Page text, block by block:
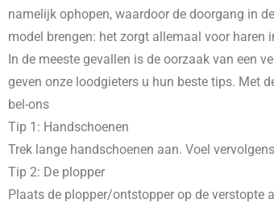
namelijk ophopen, waardoor de doorgang in
model brengen: het zorgt allemaal voor
In de meeste gevallen is de oorzaak van een
geven onze loodgieters u hun beste tips. Met
bel-ons
Tip 1: Handschoenen
Trek lange handschoenen aan. Voel
Tip 2: De plopper
Plaats de plopper/ontstopper op de verstopte